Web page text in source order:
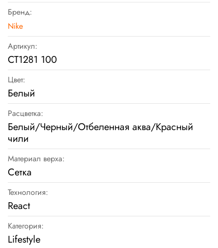
Бренд:
Nike
Артикул:
CT1281 100
Цвет:
Белый
Расцветка:
Белый/Черный/Отбеленная аква/Красный
чили
Материал верха:
Сетка
Технология:
React
Категория:
Lifestyle